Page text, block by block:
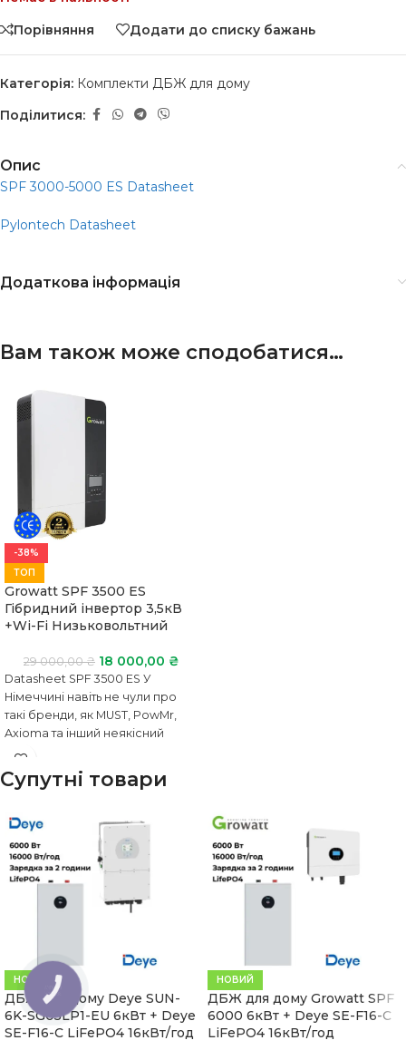
Порівняння
Додати до списку бажань
Категорія: Комплекти ДБЖ для дому
Поділитися:
Опис
SPF 3000-5000 ES Datasheet
Pylontech Datasheet
Додаткова інформація
Вам також може сподобатися…
-38%
ТОП
Growatt SPF 3500 ES
Гібридний інвертор 3,5кВ
+Wi-Fi Низьковольтний
29 000,00₴ 18 000,00 ₴
Datasheet SPF 3500 ES У
Німеччині навіть не чули про
такі бренди, як MUST, PowMr,
Axioma та інший неякісний
товар
Супутні товари
НОВИЙ
ДБЖ для дому Deye SUN-
6K-SG05LP1-EU 6кВт + Deye
SE-F16-C LiFePO4 16кВт/год
НОВИЙ
ДБЖ для дому Growatt SPF
6000 6кВт + Deye SE-F16-C
LiFePO4 16кВт/год
КНОПКА
ЗВ'ЯЗКУ